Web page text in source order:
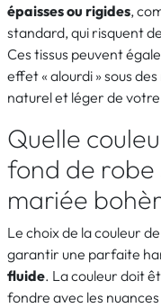
épaisses ou rigides,
standard, qui risquent
Ces tissus peuvent
effet « alourdi » sous
naturel et léger de
Quelle
fond de robe
mariée
Le choix de la couleur
garantir une parfaite
fluide. La couleur doit
fondre avec les